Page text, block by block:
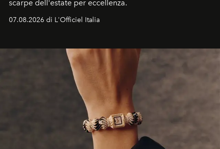
scarpe dell'estate per eccellenza.
07.08.2026 di L'Officiel Italia